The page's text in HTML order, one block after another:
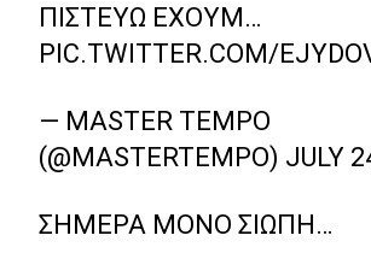
ΠΙΣΤΕΎΩ ΈΧΟΥΜ…
PIC.TWITTER.COM/
— MASTER TEMPO
(@MASTERTEMPO) JULY
ΣΉΜΕΡΑ ΜΌΝΟ ΣΙΩΠΉ…